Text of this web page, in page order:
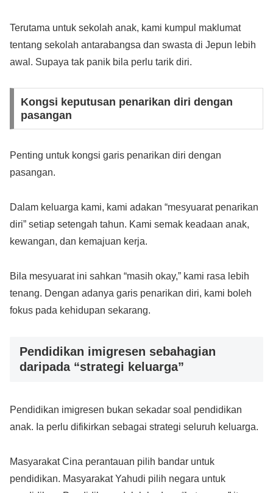
Terutama untuk sekolah anak, kami kumpul maklumat
tentang sekolah antarabangsa dan swasta di Jepun lebih
awal. Supaya tak panik bila perlu tarik diri.
Kongsi keputusan penarikan diri dengan
pasangan
Penting untuk kongsi garis penarikan diri dengan
pasangan.
Dalam keluarga kami, kami adakan “mesyuarat penarikan
diri” setiap setengah tahun. Kami semak keadaan anak,
kewangan, dan kemajuan kerja.
Bila mesyuarat ini sahkan “masih okay,” kami rasa lebih
tenang. Dengan adanya garis penarikan diri, kami boleh
fokus pada kehidupan sekarang.
Pendidikan imigresen sebahagian
daripada “strategi keluarga”
Pendidikan imigresen bukan sekadar soal pendidikan
anak. Ia perlu difikirkan sebagai strategi seluruh keluarga.
Masyarakat Cina perantauan pilih bandar untuk
pendidikan. Masyarakat Yahudi pilih negara untuk